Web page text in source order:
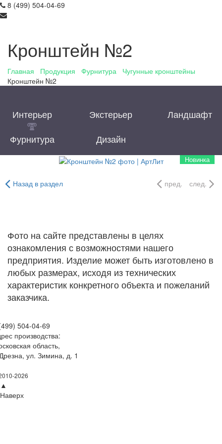
8 (499) 504-04-69
Кронштейн №2
Главная Продукция Фурнитура Чугунные кронштейны
Кронштейн №2
Интерьер Экстерьер
Ландшафт
Фурнитура
Дизайн
Новинка
пред. след.
Назад в раздел
Фото на сайте представлены в целях
ознакомления с возможностями нашего
предприятия. Изделие может быть изготовлено в
любых размерах, исходя из технических
характеристик конкретного объекта и пожеланий
заказчика.
504-04-69
производства:
область,
ул. Зимина, д. 1
2026
▲
Наверх